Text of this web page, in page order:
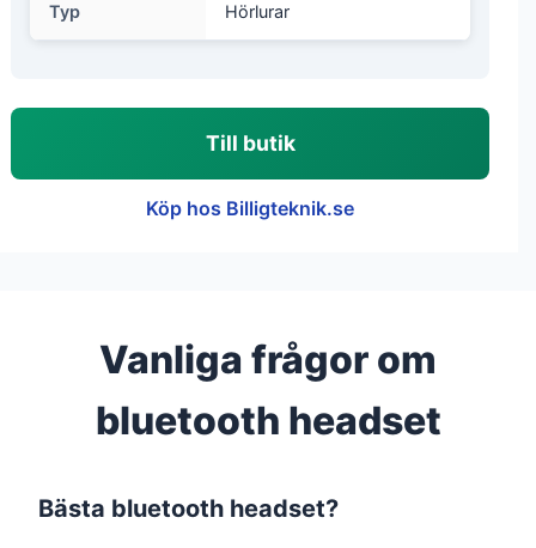
Typ Hörlurar
Till butik
Köp hos Billigteknik.se
Vanliga frågor om
bluetooth headset
Bästa bluetooth headset?